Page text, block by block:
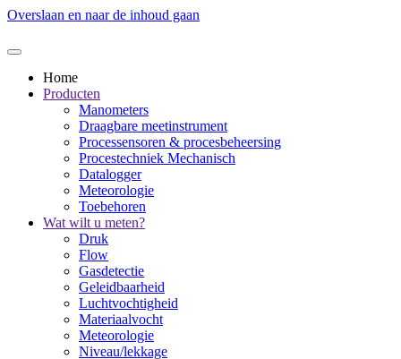
Overslaan en naar de inhoud gaan
Home
Producten
Manometers
Draagbare meetinstrument
Processensoren & procesbeheersing
Procestechniek Mechanisch
Datalogger
Meteorologie
Toebehoren
Wat wilt u meten?
Druk
Flow
Gasdetectie
Geleidbaarheid
Luchtvochtigheid
Materiaalvocht
Meteorologie
Niveau/lekkage